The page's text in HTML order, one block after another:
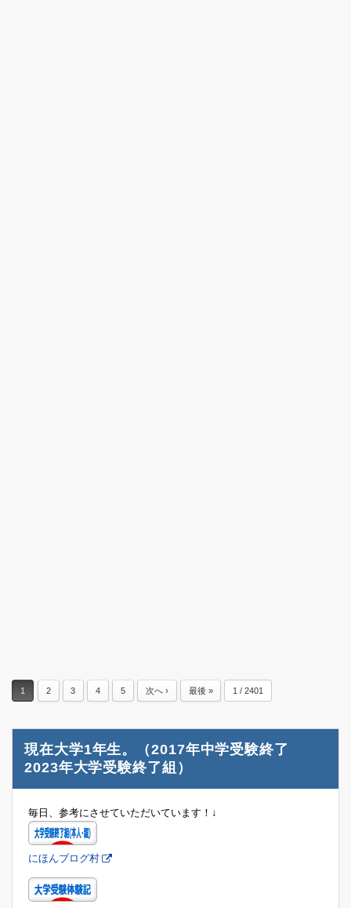
1 2 3 4 5 次へ › 最後 » 1 / 2401
現在大学1年生。（2017年中学受験終了
2023年大学受験終了組）
毎日、参考にさせていただいています！↓
にほんブログ村